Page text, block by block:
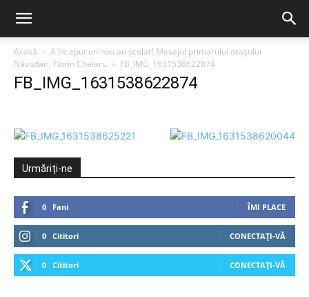
Acasă
A început un nou an școlar! Mesajul primarului orașului
Năvodari, Florin Chelaru
FB_IMG_1631538622874
FB_IMG_1631538622874
Urmăriți-ne
0 Fani ÎMI PLACE
0 Cititori CONECTAȚI-VĂ
0 Cititori CONECTAȚI-VĂ